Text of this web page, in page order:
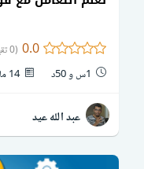
0.0 (0 تقييم )
14 مادة
عبد الله عيد